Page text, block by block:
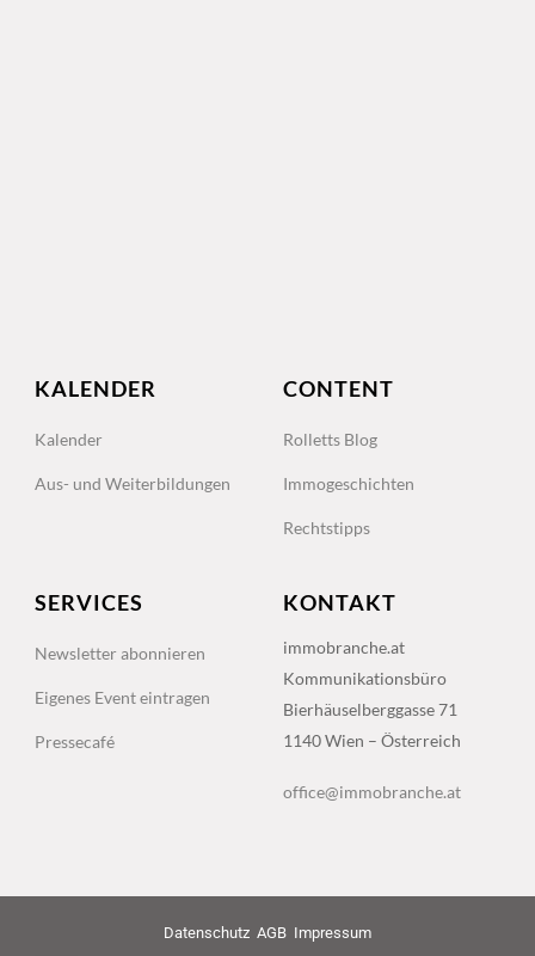
KALENDER
Kalender
Aus- und Weiterbildungen
CONTENT
Rolletts Blog
Immogeschichten
Rechtstipps
SERVICES
Newsletter abonnieren
Eigenes Event eintragen
Pressecafé
KONTAKT
immobranche.at
Kommunikationsbüro
Bierhäuselberggasse 71
1140 Wien – Österreich
office@immobranche.at
Datenschutz AGB Impressum